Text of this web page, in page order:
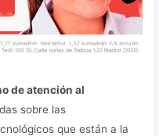
de atención al
sobre las
que están a la